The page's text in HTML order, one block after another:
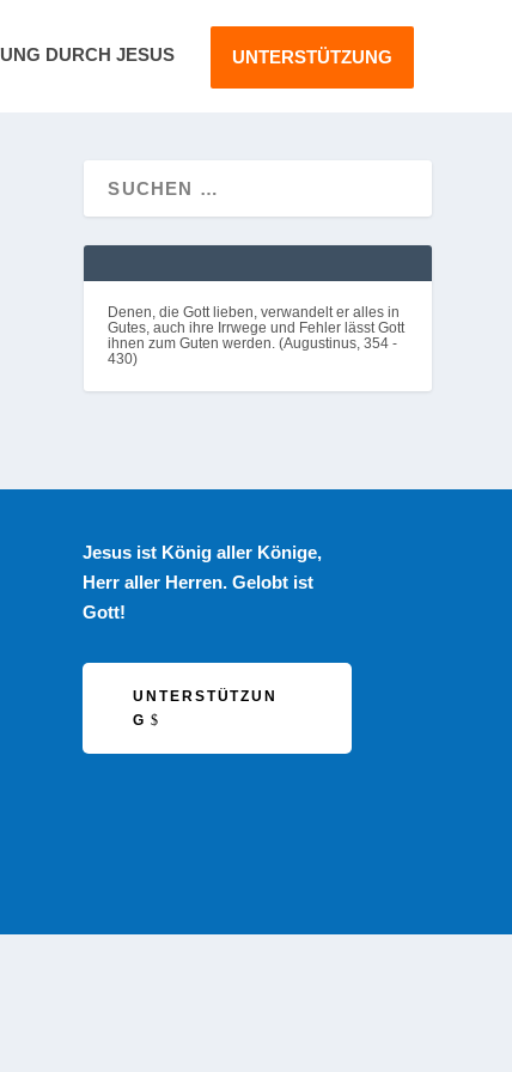
DURCH JESUS UNTERSTÜTZUNG
Denen, die Gott lieben, verwandelt er alles in
Gutes, auch ihre Irrwege und Fehler lässt Gott
ihnen zum Guten werden. (Augustinus, 354 -
430)
Jesus ist König aller Könige,
Herr aller Herren. Gelobt ist
Gott!
UNTERSTÜTZUN
G